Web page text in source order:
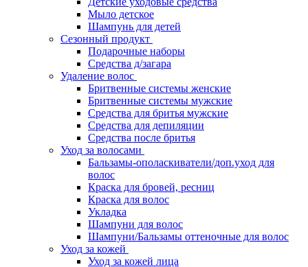
Мыло детское
Шампунь для детей
Сезонный продукт
Подарочные наборы
Средства д/загара
Удаление волос
Бритвенные системы женские
Бритвенные системы мужские
Средства для бритья мужские
Средства для депиляции
Средства после бритья
Уход за волосами
Бальзамы-ополаскиватели/доп.уход для
волос
Краска для бровей, ресниц
Краска для волос
Укладка
Шампуни для волос
Шампуни/Бальзамы оттеночные для волос
Уход за кожей
Уход за кожей лица